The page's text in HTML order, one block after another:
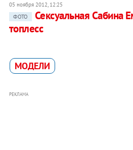
05 ноября 2012, 12:25
ФОТО
Сексуальная Сабина
топлесс
МОДЕЛИ
РЕКЛАМА